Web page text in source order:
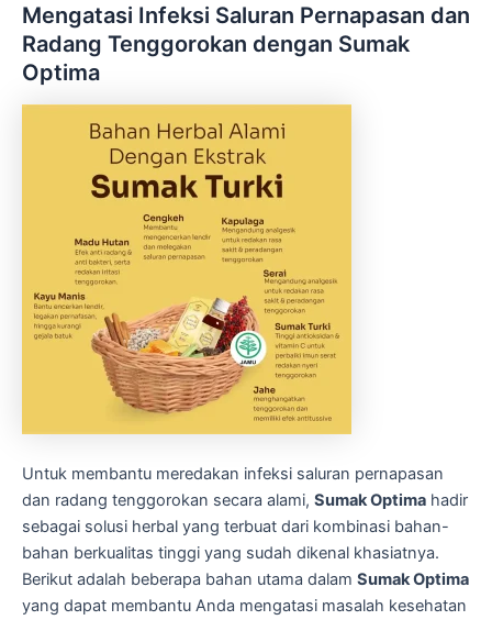
Mengatasi Infeksi Saluran Pernapasan dan
Radang Tenggorokan dengan Sumak
Optima
Untuk membantu meredakan infeksi saluran pernapasan
dan radang tenggorokan secara alami, Sumak Optima hadir
sebagai solusi herbal yang terbuat dari kombinasi bahan-
bahan berkualitas tinggi yang sudah dikenal khasiatnya.
Berikut adalah beberapa bahan utama dalam Sumak Optima
yang dapat membantu Anda mengatasi masalah kesehatan